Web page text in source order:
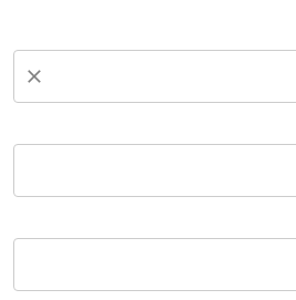
close